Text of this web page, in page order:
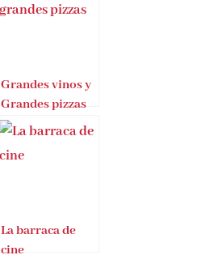
Grandes vinos y
Grandes pizzas
La barraca de
cine